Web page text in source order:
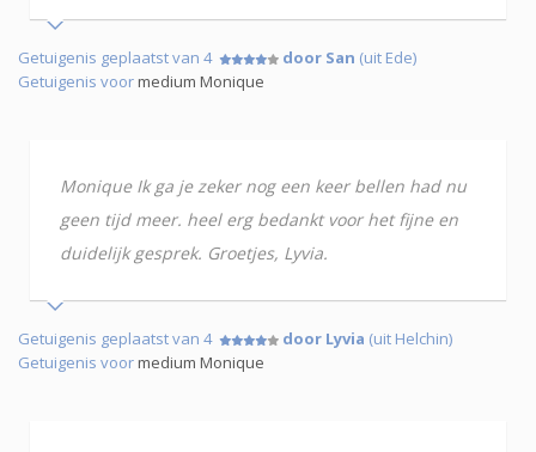
Getuigenis geplaatst van 4 door San (uit Ede)
Getuigenis voormedium Monique
Monique Ik ga je zeker nog een keer bellen had nu
geen tijd meer. heel erg bedankt voor het fijne en
duidelijk gesprek. Groetjes, Lyvia.
Getuigenis geplaatst van 4 door Lyvia (uit Helchin)
Getuigenis voormedium Monique